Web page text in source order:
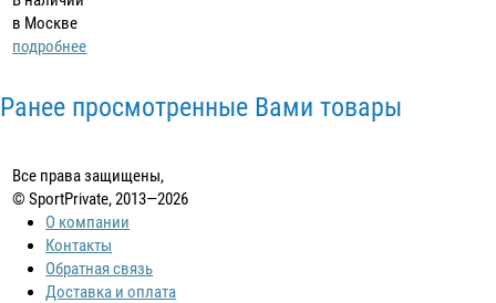
в Москве
подробнее
Ранее просмотренные Вами товары
Все права защищены,
© SportPrivate, 2013—2026
О компании
Контакты
Обратная связь
Доставка и оплата